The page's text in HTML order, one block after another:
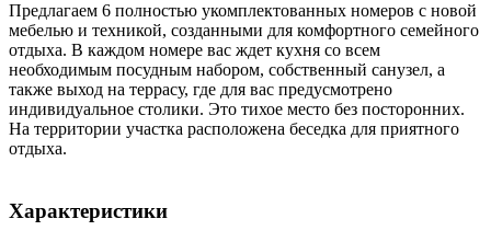
Предлагаем 6 полностью укомплектованных номеров с новой
мебелью и техникой, созданными для комфортного семейного
отдыха. В каждом номере вас ждет кухня со всем
необходимым посудным набором, собственный санузел, а
также выход на террасу, где для вас предусмотрено
индивидуальное столики. Это тихое место без посторонних.
На территории участка расположена беседка для приятного
отдыха.
Характеристики